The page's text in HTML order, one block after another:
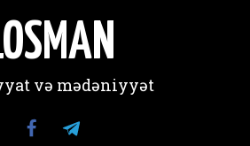
və mədəniyyət